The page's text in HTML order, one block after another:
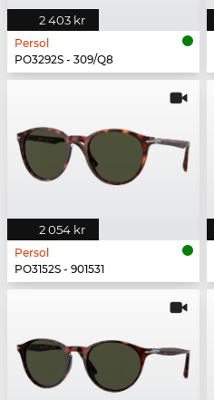
2 403 kr
Persol
PO3292S - 309/Q8
2 054 kr
Persol
PO3152S - 901531